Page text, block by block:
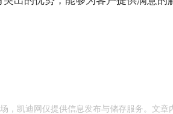
，凯迪网仅提供信息发布与储存服务。文章